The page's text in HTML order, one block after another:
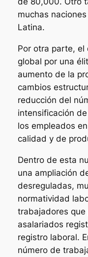
muchas
Latina.
Por otra parte,
global por una
aumento de la
cambios
reducción del
intensificación
los empleados
calidad y de
Dentro de esta
una ampliación
desreguladas,
normatividad
trabajadores
asalariados
registro laboral.
número de